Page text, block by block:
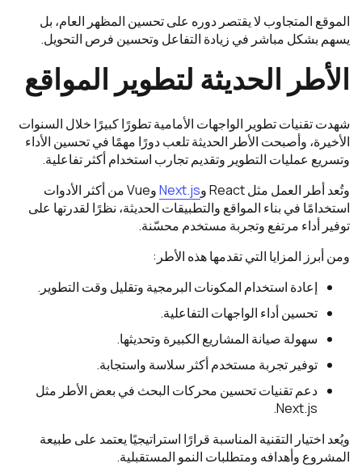
الموقع المتجاوب لا يقتصر دوره على تحسين المظهر العام، بل
يسهم بشكل مباشر في زيادة التفاعل وتحسين فرص التحويل.
الأطر الحديثة لتطوير المواقع
شهدت تقنيات تطوير الواجهات الأمامية تطورًا كبيرًا خلال السنوات
الأخيرة، وأصبحت الأطر الحديثة تلعب دورًا مهمًا في تحسين الأداء
وتسريع عمليات التطوير وتقديم تجارب استخدام أكثر تفاعلية.
وتُعد أطر العمل مثل React و
Next.js
وVue من أكثر الأدوات
استخدامًا في بناء المواقع والتطبيقات الحديثة، نظرًا لقدرتها على
توفير أداء مرتفع وتجربة مستخدم محسّنة.
ومن أبرز المزايا التي تقدمها هذه الأطر:
إعادة استخدام المكونات البرمجية وتقليل وقت التطوير.
تحسين أداء الواجهات التفاعلية.
سهولة صيانة المشاريع الكبيرة وتحديثها.
توفير تجربة مستخدم أكثر سلاسة واستجابة.
دعم تقنيات تحسين محركات البحث في بعض الأطر مثل
Next.js.
ويُعد اختيار التقنية المناسبة قرارًا استراتيجيًا يعتمد على طبيعة
المشروع وأهدافه ومتطلبات النمو المستقبلية.